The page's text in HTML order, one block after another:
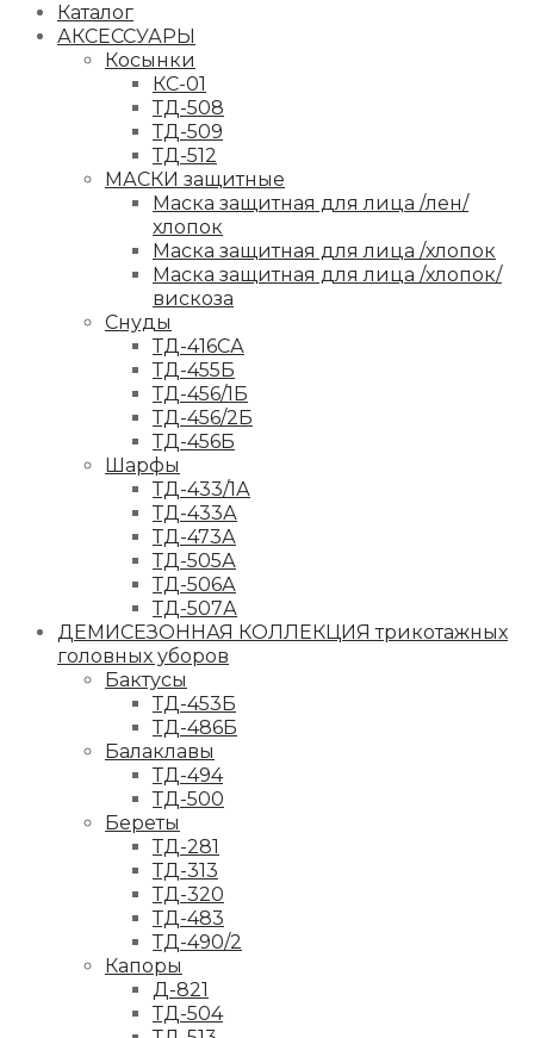
Каталог
АКСЕССУАРЫ
Косынки
КС-01
ТД-508
ТД-509
ТД-512
МАСКИ защитные
Маска защитная для лица /лен/
хлопок
Маска защитная для лица /хлопок
Маска защитная для лица /хлопок/
вискоза
Снуды
ТД-416СА
ТД-455Б
ТД-456/1Б
ТД-456/2Б
ТД-456Б
Шарфы
ТД-433/1А
ТД-433А
ТД-473А
ТД-505А
ТД-506А
ТД-507А
ДЕМИСЕЗОННАЯ КОЛЛЕКЦИЯ трикотажных
головных уборов
Бактусы
ТД-453Б
ТД-486Б
Балаклавы
ТД-494
ТД-500
Береты
ТД-281
ТД-313
ТД-320
ТД-483
ТД-490/2
Капоры
Д-821
ТД-504